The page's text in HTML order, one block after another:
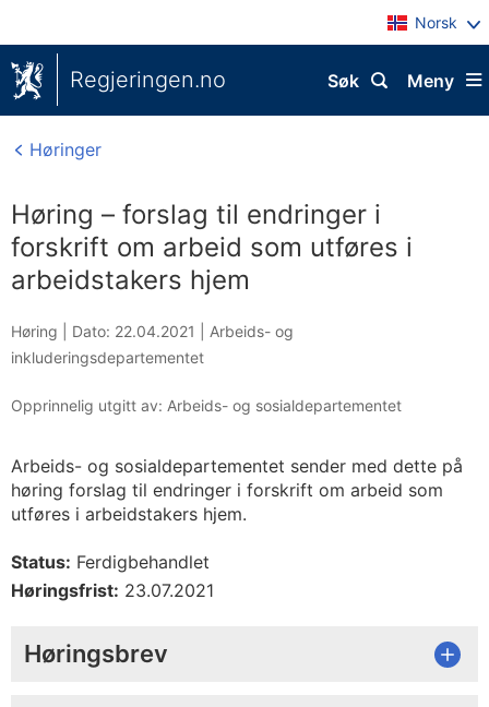
Norsk
Regjeringen.no Meny
Søk
Høringer
Høring – forslag til endringer i
forskrift om arbeid som utføres i
arbeidstakers hjem
Høring | Dato: 22.04.2021
Arbeids- og
inkluderingsdepartementet
Opprinnelig utgitt av: Arbeids- og sosialdepartementet
Arbeids- og sosialdepartementet sender med dette på
høring forslag til endringer i forskrift om arbeid som
utføres i arbeidstakers hjem.
Status: Ferdigbehandlet
Høringsfrist: 23.07.2021
Høringsbrev